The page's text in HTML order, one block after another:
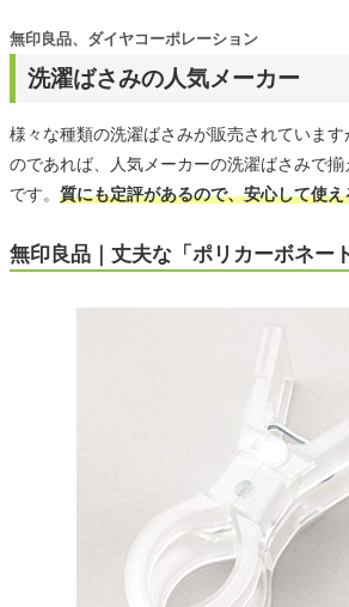
洗濯ばさみの人気メーカー
無印良品、ダイヤコーポレーション
様々な種類の洗濯ばさみが販売されていま
のであれば、人気メーカーの洗濯ばさみで
です。 質にも定評があるので、安心して使
無印良品｜丈夫な「ポリカーボネー